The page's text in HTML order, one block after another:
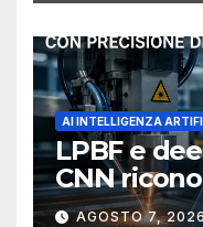
AI INTELLIGENZA
LPBF e
CNN
del bagno
AGOSTO 7,